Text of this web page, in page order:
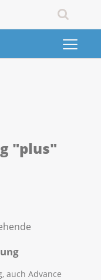
"plus"
auch Advance